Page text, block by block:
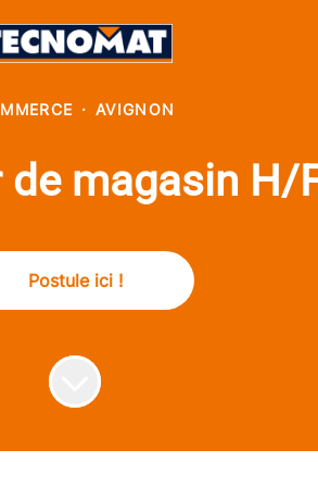
· AVIGNON
de magasin H/
Postule ici !